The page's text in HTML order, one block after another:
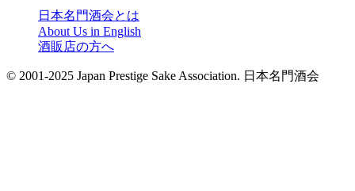
日本名門酒会とは
About Us in English
酒販店の方へ
© 2001-2025 Japan Prestige Sake Association. 日本名門酒会